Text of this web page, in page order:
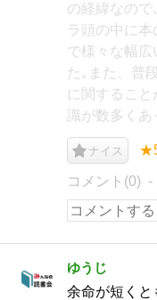
の経緯なので
ラ頭の中に
で様々な幅広
た｡また、普
に関するこ
識が数多くあ
ナイス
コメント(0)
ゆうじ
余命が短くと